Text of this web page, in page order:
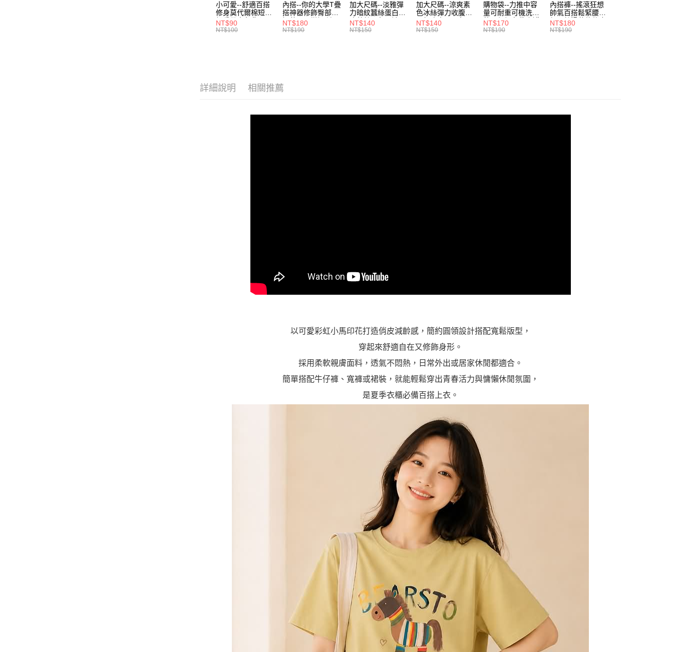
小可愛--舒適百搭
修身莫代爾棉短版
細肩帶素色背心
(白.黑.灰L-2L)-
NT$90
NT$100
內搭--你的大學T疊
搭神器修飾臀部下
擺萬用內搭裙/遮臀
裙(黑2L-6L)-Q155
NT$180
NT$190
加大尺碼--淡雅彈
力暗紋蠶絲蛋白無
痕蕾絲三角內褲
(白.粉.藍.黃XL-
NT$140
NT$150
加大尺碼--涼爽素
色冰絲彈力收腹提
臀無痕中腰三角內
褲(黑.紅.粉.紫L-
NT$140
NT$150
購物袋--力推中容
量可耐重可機洗烘
乾環保帆布袋/側背
包(黑.紅.米F)-
NT$170
NT$190
內搭褲--搖滾狂想
帥氣百搭鬆緊腰頭
超彈絲滑薄款仿皮
褲(黑XL-6L)-R179
NT$180
NT$190
詳細說明 相關推薦
以可愛彩虹小馬印花打造俏皮減齡感，簡約圓領設計搭配寬鬆版型，
穿起來舒適自在又修飾身形。
採用柔軟親膚面料，透氣不悶熱，日常外出或居家休閒都適合。
簡單搭配牛仔褲、寬褲或裙裝，就能輕鬆穿出青春活力與慵懶休閒氛圍，
是夏季衣櫃必備百搭上衣。